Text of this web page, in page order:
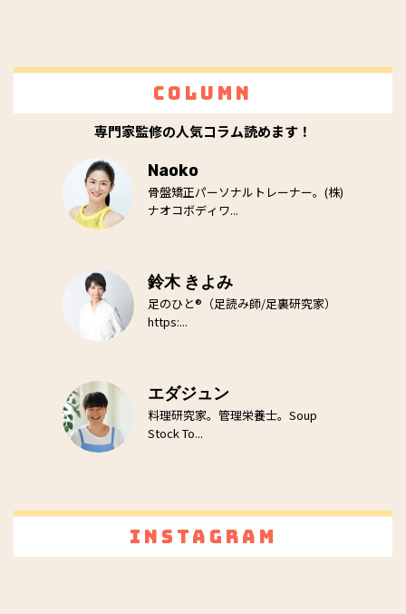
Column
専門家監修の人気コラム読めます！
Naoko
骨盤矯正パーソナルトレーナー。(株)
ナオコボディワ...
鈴木 きよみ
足のひと®（足読み師/足裏研究家）
https:...
エダジュン
料理研究家。管理栄養士。Soup
Stock To...
Instagram